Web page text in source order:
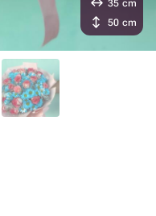
35 cm
50 cm